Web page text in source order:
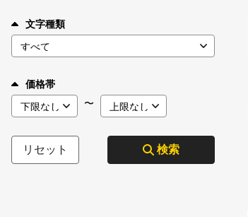
文字種類
価格帯
〜
リセット 検索